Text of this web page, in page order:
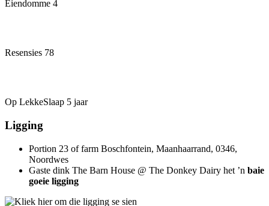
Eiendomme 4
Resensies 78
Op LekkeSlaap 5 jaar
Ligging
Portion 23 of farm Boschfontein, Maanhaarrand, 0346,
Noordwes
Gaste dink The Barn House @ The Donkey Dairy het ’n baie
goeie ligging